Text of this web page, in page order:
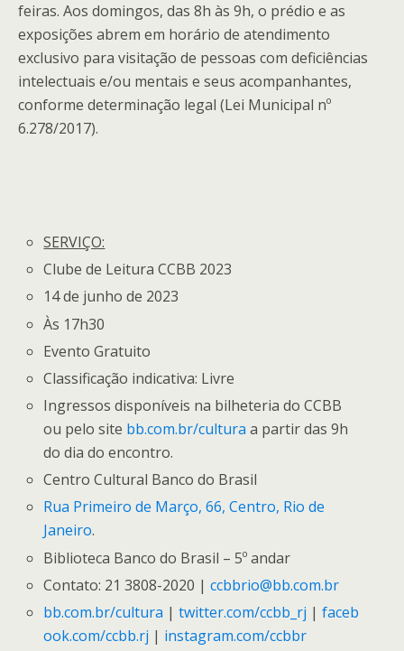
feiras. Aos domingos, das 8h às 9h, o prédio e as
exposições abrem em horário de atendimento
exclusivo para visitação de pessoas com deficiências
intelectuais e/ou mentais e seus acompanhantes,
conforme determinação legal (Lei Municipal nº
6.278/2017).
SERVIÇO:
Clube de Leitura CCBB 2023
14 de junho de 2023
Às 17h30
Evento Gratuito
Classificação indicativa: Livre
Ingressos disponíveis na bilheteria do CCBB
ou pelo site bb.com.br/cultura a partir das 9h
do dia do encontro.
Centro Cultural Banco do Brasil
Rua Primeiro de Março, 66, Centro, Rio de
Janeiro.
Biblioteca Banco do Brasil – 5º andar
Contato: 21 3808-2020 |ccbbrio@bb.com.br
bb.com.br/cultura |twitter.com/ccbb_rj |faceb
ook.com/ccbb.rj | instagram.com/ccbbr